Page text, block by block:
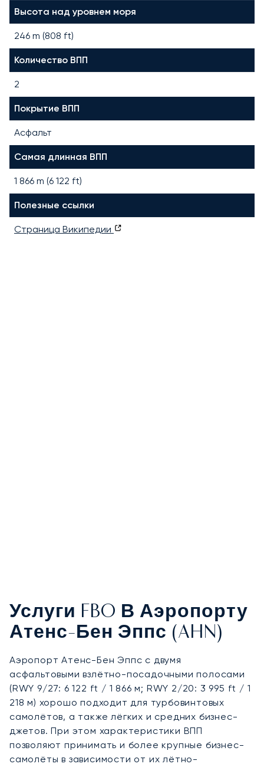
Высота над уровнем моря
246 m (808 ft)
Количество ВПП
2
Покрытие ВПП
Асфальт
Самая длинная ВПП
1 866 m (6 122 ft)
Полезные ссылки
Страница Википедии
Услуги FBO В Аэропорту
Атенс-Бен Эппс (AHN)
Аэропорт Атенс-Бен Эппс с двумя
асфальтовыми взлётно-посадочными полосами
(RWY 9/27: 6 122 ft / 1 866 м; RWY 2/20: 3 995 ft / 1
218 м) хорошо подходит для турбовинтовых
самолётов, а также лёгких и средних бизнес-
джетов. При этом характеристики ВПП
позволяют принимать и более крупные бизнес-
самолёты в зависимости от их лётно-